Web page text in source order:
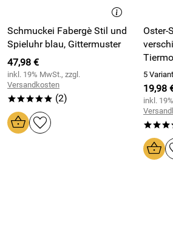
Schmuckei Fabergè Stil und
Spieluhr blau, Gittermuster
47,98 €
inkl. 19% MwSt., zzgl.
Versandkosten
***** (2)
Oster-
5
19,98
inkl.